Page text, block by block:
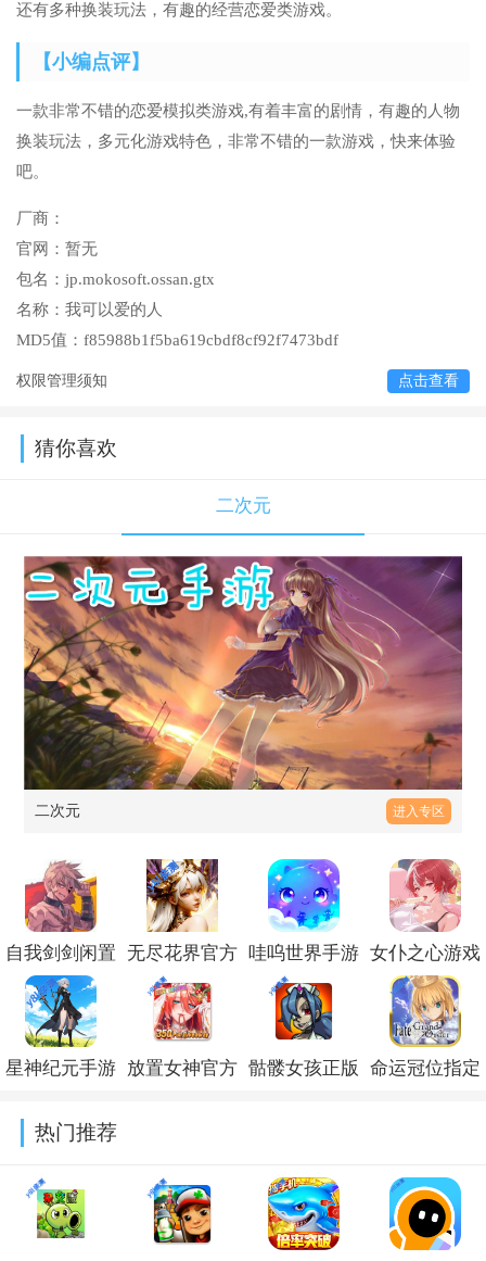
还有多种换装玩法，有趣的经营恋爱类游戏。
【小编点评】
一款非常不错的恋爱模拟类游戏,有着丰富的剧情，有趣的人物
换装玩法，多元化游戏特色，非常不错的一款游戏，快来体验
吧。
厂商：
官网： 暂无
包名： jp.mokosoft.ossan.gtx
名称： 我可以爱的人
MD5值： f85988b1f5ba619cbdf8cf92f7473bdf
权限管理须知 点击查看
猜你喜欢
二次元
二次元 进入专区
自我剑剑闲置
中文版(Ego
Sword)v2.31
无尽花界官方
下载v1.0.4
哇呜世界手游
下载2026最新
版v1.0.2.1
女仆之心游戏
下载官方正版
v1.0.0
星神纪元手游 放置女神官方
(Idle
Angels)v8.19.0.040301
骷髅女孩正版 命运冠位指定
热门推荐